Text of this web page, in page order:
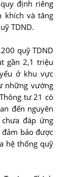
định riêng
khích và tăng
TDND.
quỹ TDND
gần 2,1 triệu
ở khu vực
những vướng
tư 21 có
đến nguyên
đáp ứng
bảo được
hệ thống quỹ